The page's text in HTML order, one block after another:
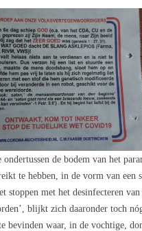
de bodem van het
te hebben, in de vorm van een
stoppen met het desinfecteren van
blijkt zich daaronder toch
bevinden waar, in de vochtige,